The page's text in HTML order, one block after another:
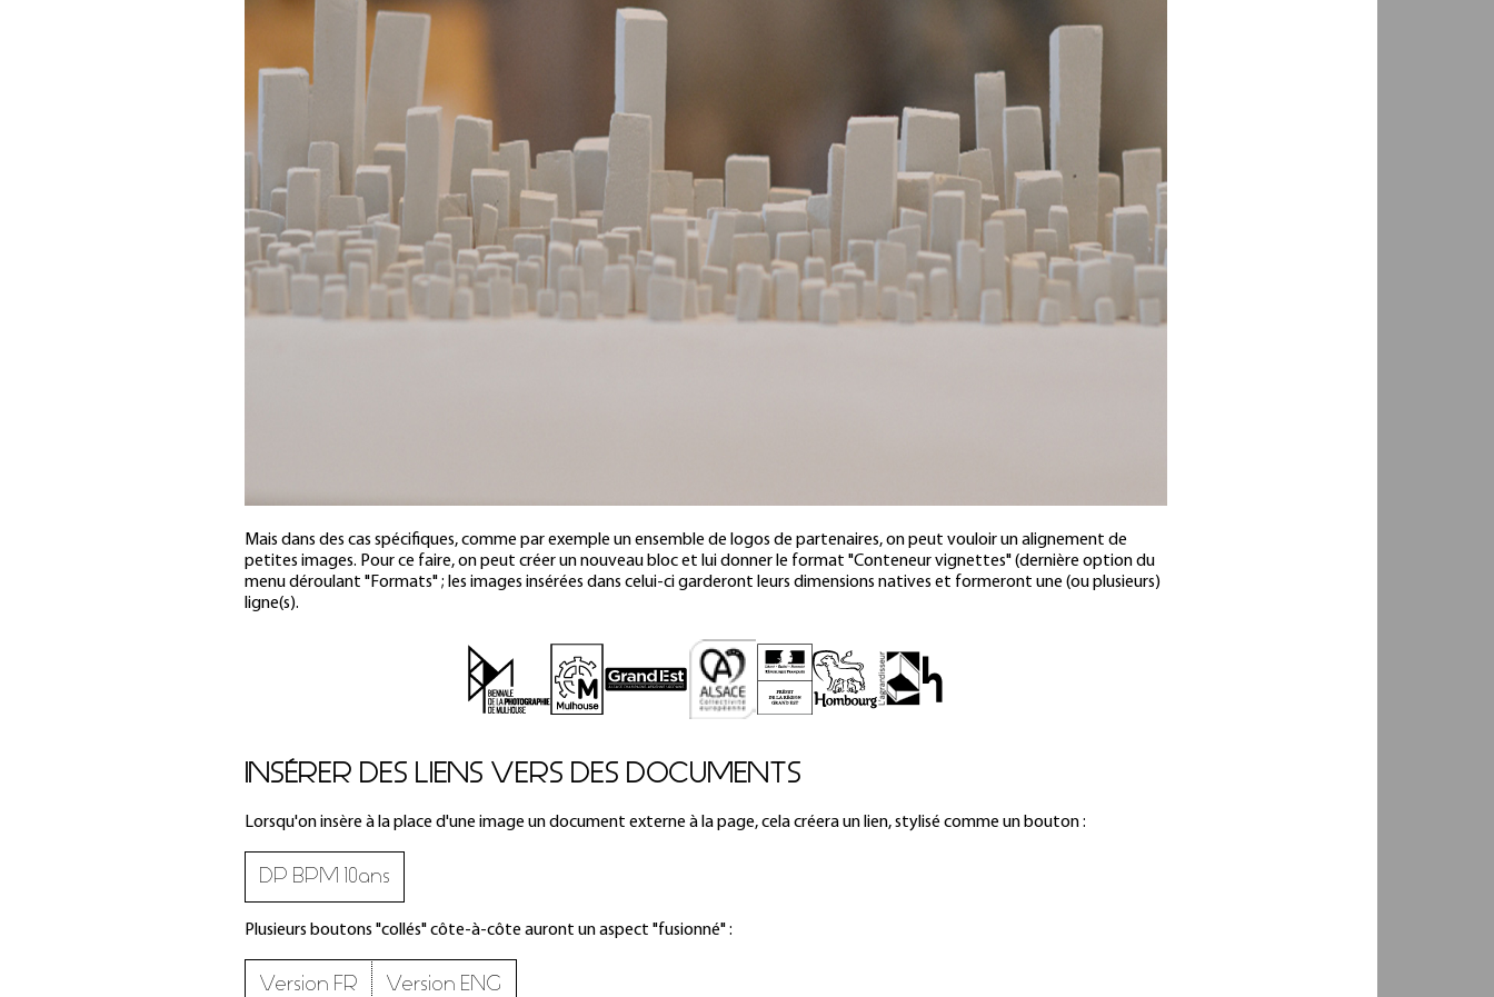
Mais dans des cas spécifiques, comme par exemple un ensemble de logos de partenaires, on peut vouloir un alignement de
petites images. Pour ce faire, on peut créer un nouveau bloc et lui donner le format "Conteneur vignettes" (dernière option du
menu déroulant "Formats" ; les images insérées dans celui-ci garderont leurs dimensions natives et formeront une (ou plusieurs)
ligne(s).
INSÉRER DES LIENS VERS DES DOCUMENTS
Lorsqu'on insère à la place d'une image un document externe à la page, cela créera un lien, stylisé comme un bouton :
DP BPM 10ans
Plusieurs boutons "collés" côte-à-côte auront un aspect "fusionné" :
Version FR Version ENG